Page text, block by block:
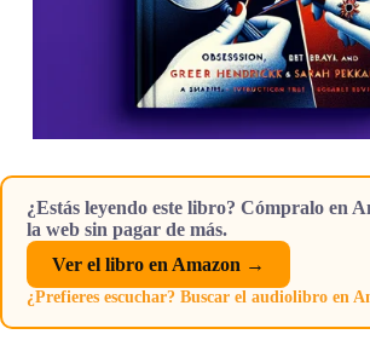
¿Estás leyendo este libro? Cómpralo en
la web sin pagar de más.
Ver el libro en Amazon →
¿Prefieres escuchar? Buscar el audiolibro en